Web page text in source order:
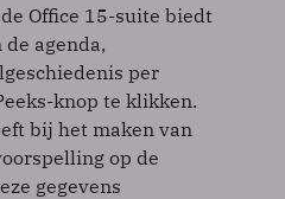
Office 15-suite biedt
agenda,
per
knop te klikken.
bij het maken van
op de
gegevens